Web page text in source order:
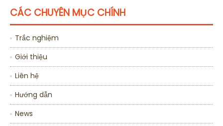
CÁC CHUYÊN MỤC CHÍNH
Trắc nghiệm
Giới thiệu
Liên hệ
Hướng dẫn
News